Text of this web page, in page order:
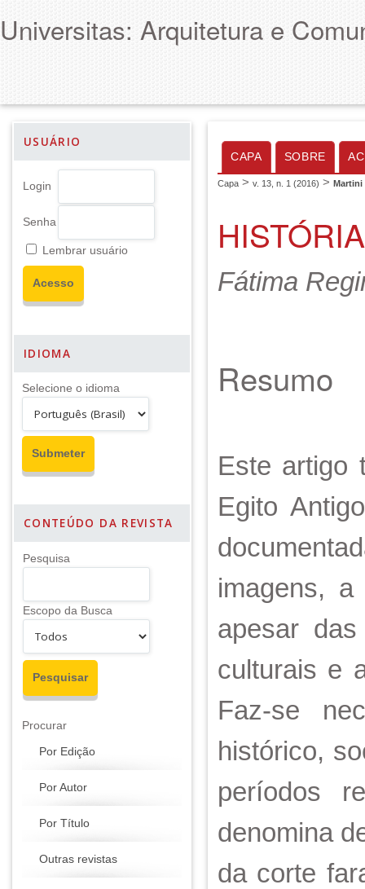
Universitas: Arquitetura e
USUÁRIO
Login
Senha
Lembrar usuário
IDIOMA
Selecione o idioma
CONTEÚDO DA REVISTA
Pesquisa
Escopo da Busca
Procurar
Por Edição
Por Autor
Por Título
Outras revistas
CAPA SOBRE
Capa > v. 13, n. 1 (2016) > Martini
Fátima
Resumo
Este artigo
Egito
imagens,
apesar
culturais e
Faz-se
histórico,
períodos
denomina
da corte